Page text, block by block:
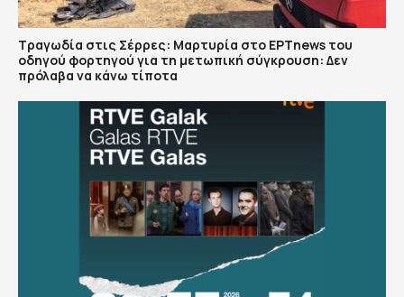
Τραγωδία στις Σέρρες: Μαρτυρία στο ΕΡΤnews του
οδηγού φορτηγού για τη μετωπική σύγκρουση: Δεν
πρόλαβα να κάνω τίποτα